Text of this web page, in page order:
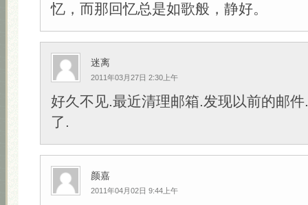
忆，而那回忆总是如歌般，静好。
迷离
2011年03月27日 2:30上午
好久不见.最近清理邮箱.发现以前的邮
了.
颜嘉
2011年04月02日 9:44上午